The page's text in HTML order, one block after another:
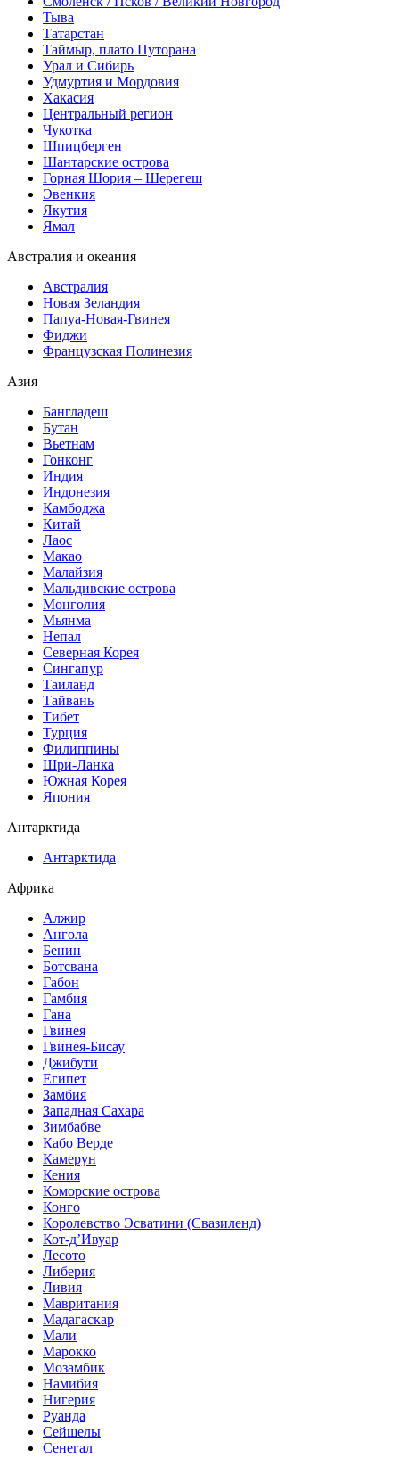
Тыва
Татарстан
Таймыр, плато Путорана
Урал и Сибирь
Удмуртия и Мордовия
Хакасия
Центральный регион
Чукотка
Шпицберген
Шантарские острова
Горная Шория – Шерегеш
Эвенкия
Якутия
Ямал
Австралия и океания
Австралия
Новая Зеландия
Папуа-Новая-Гвинея
Фиджи
Французская Полинезия
Азия
Бангладеш
Бутан
Вьетнам
Гонконг
Индия
Индонезия
Камбоджа
Китай
Лаос
Макао
Малайзия
Мальдивские острова
Монголия
Мьянма
Непал
Северная Корея
Сингапур
Таиланд
Тайвань
Тибет
Турция
Филиппины
Шри-Ланка
Южная Корея
Япония
Антарктида
Антарктида
Африка
Алжир
Ангола
Бенин
Ботсвана
Габон
Гамбия
Гана
Гвинея
Гвинея-Бисау
Джибути
Египет
Замбия
Западная Сахара
Зимбабве
Кабо Верде
Камерун
Кения
Коморские острова
Конго
Королевство Эсватини (Свазиленд)
Кот-д’Ивуар
Лесото
Либерия
Ливия
Мавритания
Мадагаскар
Мали
Марокко
Мозамбик
Намибия
Нигерия
Руанда
Сейшелы
Сенегал